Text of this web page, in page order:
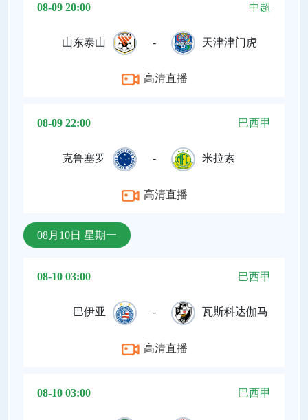
08-09 20:00 中超
山东泰山 - 天津津门虎
高清直播
08-09 22:00 巴西甲
克鲁塞罗 - 米拉索
高清直播
08月10日 星期一
08-10 03:00 巴西甲
巴伊亚 - 瓦斯科达伽马
高清直播
08-10 03:00 巴西甲